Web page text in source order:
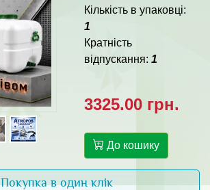
Кількість в упаковці:
1
Кратність
відпускання: 1
3325.00 грн.
До кошику
Покупка в один клік